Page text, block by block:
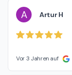
A Artur H
Vor 3 Jahren auf